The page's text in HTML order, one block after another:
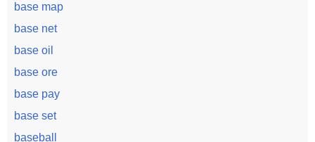
base map
base net
base oil
base ore
base pay
base set
baseball